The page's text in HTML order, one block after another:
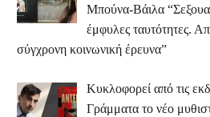
Μπούνα-Βάιλα
έμφυλες ταυτότητες.
σύγχρονη κοινωνική έρευνα”
Κυκλοφορεί από τις
Γράμματα το νέο